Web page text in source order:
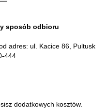
sposób odbioru
adres: ul. Kacice 86, Pultusk
444
dodatkowych kosztów.